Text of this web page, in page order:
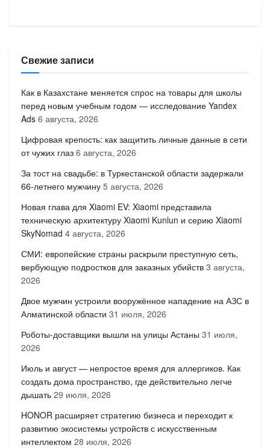
Свежие записи
Как в Казахстане меняется спрос на товары для школы
перед новым учебным годом — исследование Yandex
Ads 6 августа, 2026
Цифровая крепость: как защитить личные данные в сети
от чужих глаз 6 августа, 2026
За тост на свадьбе: в Туркестанской области задержали
66-летнего мужчину 5 августа, 2026
Новая глава для Xiaomi EV: Xiaomi представила
техническую архитектуру Xiaomi Kunlun и серию Xiaomi
SkyNomad 4 августа, 2026
СМИ: европейские страны раскрыли преступную сеть,
вербующую подростков для заказных убийств 3 августа,
2026
Двое мужчин устроили вооружённое нападение на АЗС в
Алматинской области 31 июля, 2026
Роботы-доставщики вышли на улицы Астаны 31 июля,
2026
Июль и август — непростое время для аллергиков. Как
создать дома пространство, где действительно легче
дышать 29 июля, 2026
HONOR расширяет стратегию бизнеса и переходит к
развитию экосистемы устройств с искусственным
интеллектом 28 июля, 2026